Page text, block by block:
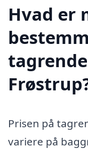
Hvad er
Prisen på
variere på